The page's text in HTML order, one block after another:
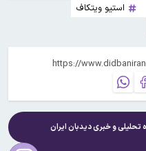
استیو ویتکاف
تحلیلی و خبریدیدبان ایران